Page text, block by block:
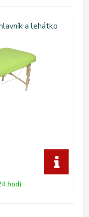
a lehátko
hod)